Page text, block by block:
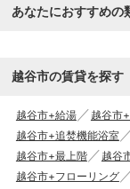
あなたにおすすめの
越谷市の賃貸を探す
越谷市+給湯 越谷市
越谷市+追焚機能浴室
越谷市+最上階
越谷
越谷市+フローリング